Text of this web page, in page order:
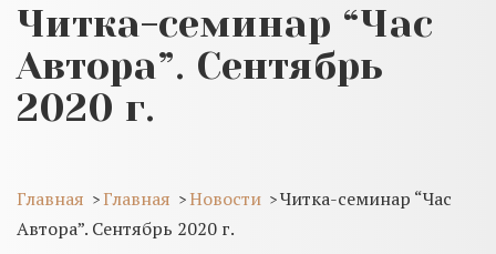
Читка-семинар “Час
Автора”. Сентябрь
2020 г.
Главная >Главная >Новости >Читка-семинар “Час
Автора”. Сентябрь 2020 г.